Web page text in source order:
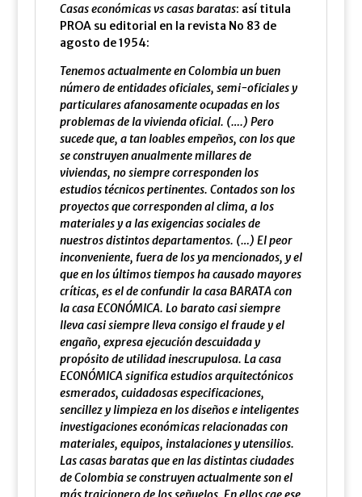
Casas económicas vs casas baratas: así titula
PROA su editorial en la revista No 83 de
agosto de 1954:
Tenemos actualmente en Colombia un buen
número de entidades oficiales, semi-oficiales y
particulares afanosamente ocupadas en los
problemas de la vivienda oficial. (….) Pero
sucede que, a tan loables empeños, con los que
se construyen anualmente millares de
viviendas, no siempre corresponden los
estudios técnicos pertinentes. Contados son los
proyectos que corresponden al clima, a los
materiales y a las exigencias sociales de
nuestros distintos departamentos. (…) El peor
inconveniente, fuera de los ya mencionados, y el
que en los últimos tiempos ha causado mayores
críticas, es el de confundir la casa BARATA con
la casa ECONÓMICA. Lo barato casi siempre
lleva casi siempre lleva consigo el fraude y el
engaño, expresa ejecución descuidada y
propósito de utilidad inescrupulosa. La casa
ECONÓMICA significa estudios arquitectónicos
esmerados, cuidadosas especificaciones,
sencillez y limpieza en los diseños e inteligentes
investigaciones económicas relacionadas con
materiales, equipos, instalaciones y utensilios.
Las casas baratas que en las distintas ciudades
de Colombia se construyen actualmente son el